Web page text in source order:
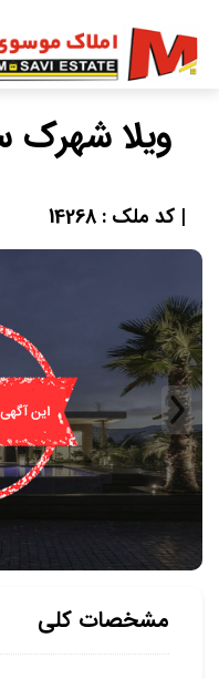
ویلا
| کد ملک : 14268
مشخصات کلی